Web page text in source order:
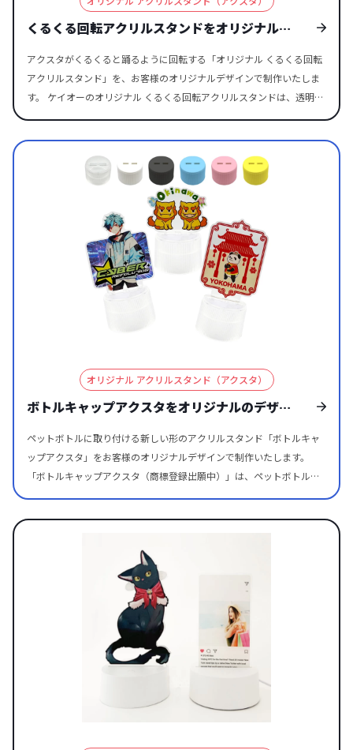
友達推し活として親友のグッズを作りたいの
ですが、こちらのアクリルスタンド （アク
スタ）は推し活グッズとしても作ることがで
きますか？
はい。推し活グッズとしても人気が高く、こ
ちらの「オリジナルアクスタ作成のおすすめ
業者７選【2024年最新版】カスタム性と価
格を比較！」という記事でもケイオーのアク
スタが取り上げられています。アクスタは推
し活グッズとしてもおすすめのオリジナルグ
ッズとなっておりますのでぜひご検討くださ
い。
くるくる回転アクリルスタンドをオリジナルの
アクスタがくるくると踊るように回転する「オリジナル くるくる回転
アクリルスタンド」を、お客様のオリジナルデザインで制作いたしま
す。 ケイオーのオリジナル くるくる回転アクリルスタンドは、透明度
が高い高品質アクリル素材を採用。美麗なフルカラー印刷を施し、ス
「動き」を加えることが可能ですので、踊るように回る「推し」を楽
しむことや、試合の勝敗を占うルーレットなど、回転特殊パーツの使
い方次第で他にはないオリジナルのアクリルスタンドを制作すること
はデザインをご入稿いただくだけでオリジナル商品として販売してい
ただくことができます。お気軽にご相談ください。 くるくる回転する
動きで注目を集める、新感覚アクリルスタンドです。 くるくる回転ア
クリルスタンドとは、踊るように回転するギミックを備えた、これま
で、アクリルスタンド自体がスムーズに回転し、静止したアクスタに
ーやイラストが立体的に見え、ディスプレイとしての存在感が大幅に
アップ。イベント物販や販売用グッズとしても目を引きやすく、他ア
能なため、ファンの満足度が高く、記憶に残るOEMグッズとしておす
すめです。 オリジナルくるくる回転アクリルスタンドは、用途やデザ
インに合わせて、仕様の異なる「1段タイプ」と「2段タイプ」からお
タイプは、回転パーツ付き土台＋中間台座＋アクスタの3層構造で、す
べてダイカット対応。自由度が高く、立体感や世界観を重視したデザ
売用グッズやOEM制作にも最適です。 自由な形状と高精細プリント
で、完成度の高い回転アクスタを制作できます。 オリジナル くるくる
回転アクリルスタンドは、キャラクターやロゴ、イラストの輪郭に合
わせたダイカット加工に対応し、形状は自由自在。高精度なカット技
術により、細かなパーツや個性的なシルエットも美しく仕上がりま
す。さらに、ケイオーの高品質フルカラー印刷を採用することで、写
真の質感やイラストの色彩、細部のディテールまで忠実に再現。回転
オリジナル アクリルスタンド（アクスタ）
ボトルキャップアクスタをオリジナルのデザイ
ペットボトルに取り付ける新しい形のアクリルスタンド「ボトルキャ
ップアクスタ」をお客様のオリジナルデザインで制作いたします。
「ボトルキャップアクスタ（商標登録出願中）」は、ペットボトルの
中）は多くのペットボトルにしっかりフィットし、透明アクリルが映
えるクリアなどから選べる6色のカラーラインナップで作品世界に合わ
せた表現が可能。アクスタ部分はダイカット加工に対応しており、キ
ャラクター・ロゴ・シンボルなど自由な形状で制作できます。 場所を
取らないミニサイズながら、飾り映えする高さ・奥行きが生まれ、撮
影・持ち歩き・ディスプレイをワンランクUP！すべて国内生産のメイ
ド・イン・ジャパン製品です！ 販売に必要な資材も取り揃えておりま
すので、お客様にはデザインを入稿していただくだけでオリジナル商
品として販売していただくことができます。オリジナルグッズの制作
やOEMをご検討中の業者様もお気軽にご相談ください。 様々なシーン